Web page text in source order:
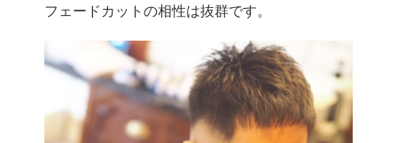
フェードカットの相性は抜群です。